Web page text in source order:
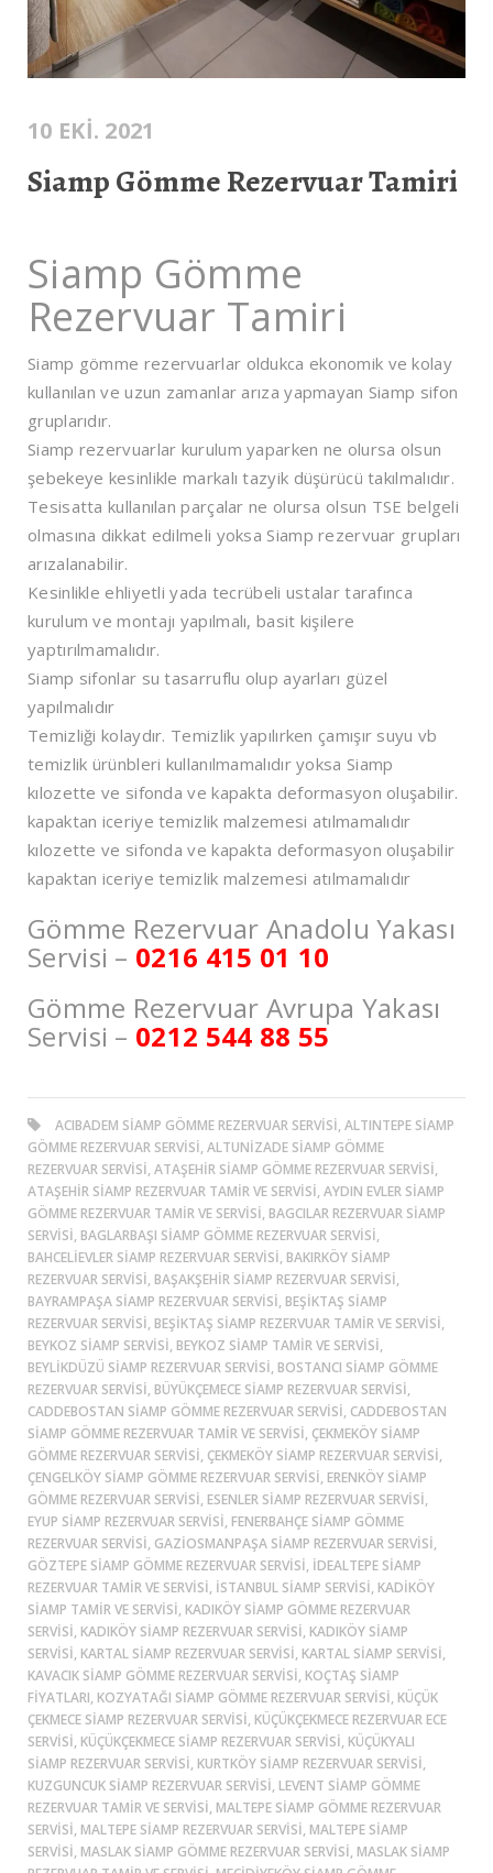
10 EKI. 2021
Siamp Gömme Rezervuar Tamiri
Siamp Gömme
Rezervuar Tamiri
Siamp gömme rezervuarlar oldukca ekonomik ve kolay
kullanılan ve uzun zamanlar arıza yapmayan Siamp sifon
gruplarıdır.
Siamp rezervuarlar kurulum yaparken ne olursa olsun
şebekeye kesinlikle markalı tazyik düşürücü takılmalıdır.
Tesisatta kullanılan parçalar ne olursa olsun TSE belgeli
olmasına dikkat edilmeli yoksa Siamp rezervuar grupları
arızalanabilir.
Kesinlikle ehliyetli yada tecrübeli ustalar tarafınca
kurulum ve montajı yapılmalı, basit kişilere
yaptırılmamalıdır.
Siamp sifonlar su tasarruflu olup ayarları güzel
yapılmalıdır
Temizliği kolaydır. Temizlik yapılırken çamışır suyu vb
temizlik ürünbleri kullanılmamalıdır yoksa Siamp
kılozette ve sifonda ve kapakta deformasyon oluşabilir.
kapaktan iceriye temizlik malzemesi atılmamalıdır
kılozette ve sifonda ve kapakta deformasyon oluşabilir
kapaktan iceriye temizlik malzemesi atılmamalıdır
Gömme Rezervuar Anadolu Yakası
Servisi – 0216 415 01 10
Gömme Rezervuar Avrupa Yakası
Servisi – 0212 544 88 55
ACIBADEM SIAMP GÖMME REZERVUAR SERVISI, ALTINTEPE SIAMP
GÖMME REZERVUAR SERVISI, ALTUNİZADE SIAMP GÖMME
REZERVUAR SERVISI, ATAŞEHIR SIAMP GÖMME REZERVUAR SERVISI,
ATAŞEHIR SIAMP REZERVUAR TAMIR VE SERVISI, AYDIN EVLER SIAMP
GÖMME REZERVUAR TAMIR VE SERVISI, BAGCILAR REZERVUAR SIAMP
SERVISI, BAGLARBAŞI SIAMP GÖMME REZERVUAR SERVISI,
BAHCELIEVLER SIAMP REZERVUAR SERVISI, BAKIRKÖY SIAMP
REZERVUAR SERVISI, BAŞAKŞEHIR SIAMP REZERVUAR SERVISI,
BAYRAMPAŞA SIAMP REZERVUAR SERVISI, BEŞİKTAŞ SIAMP
REZERVUAR SERVISI, BEŞİKTAŞ SIAMP REZERVUAR TAMIR VE SERVISI,
BEYKOZ SIAMP SERVISI, BEYKOZ SIAMP TAMIR VE SERVISI,
BEYLIKDÜZÜ SIAMP REZERVUAR SERVISI, BOSTANCI SIAMP GÖMME
REZERVUAR SERVISI, BÜYÜKÇEMECE SIAMP REZERVUAR SERVISI,
CADDEBOSTAN SIAMP GÖMME REZERVUAR SERVISI, CADDEBOSTAN
SIAMP GÖMME REZERVUAR TAMIR VE SERVISI, ÇEKMEKÖY SIAMP
GÖMME REZERVUAR SERVISI, ÇEKMEKÖY SIAMP REZERVUAR SERVISI,
ÇENGELKÖY SIAMP GÖMME REZERVUAR SERVISI, ERENKÖY SIAMP
GÖMME REZERVUAR SERVISI, ESENLER SIAMP REZERVUAR SERVISI,
EYUP SIAMP REZERVUAR SERVISI, FENERBAHÇE SIAMP GÖMME
REZERVUAR SERVISI, GAZIOSMANPAŞA SIAMP REZERVUAR SERVISI,
GÖZTEPE SIAMP GÖMME REZERVUAR SERVISI, İDEALTEPE SIAMP
REZERVUAR TAMIR VE SERVISI, ISTANBUL SIAMP SERVISI, KADİKÖY
SIAMP TAMIR VE SERVISI, KADIKÖY SIAMP GÖMME REZERVUAR
SERVISI, KADIKÖY SIAMP REZERVUAR SERVISI, KADIKÖY SIAMP
SERVISI, KARTAL SIAMP REZERVUAR SERVISI, KARTAL SIAMP SERVISI,
KAVACIK SIAMP GÖMME REZERVUAR SERVISI, KOÇTAŞ SIAMP
FIYATLARI, KOZYATAĞI SIAMP GÖMME REZERVUAR SERVISI, KÜÇÜK
ÇEKMECE SIAMP REZERVUAR SERVISI, KÜÇÜKÇEKMECE REZERVUAR ECE
SERVISI, KÜÇÜKÇEKMECE SIAMP REZERVUAR SERVISI, KÜÇÜKYALI
SIAMP REZERVUAR SERVISI, KURTKÖY SIAMP REZERVUAR SERVISI,
KUZGUNCUK SIAMP REZERVUAR SERVISI, LEVENT SIAMP GÖMME
REZERVUAR TAMIR VE SERVISI, MALTEPE SIAMP GÖMME REZERVUAR
SERVISI, MALTEPE SIAMP REZERVUAR SERVISI, MALTEPE SIAMP
SERVISI, MASLAK SIAMP GÖMME REZERVUAR SERVISI, MASLAK SIAMP